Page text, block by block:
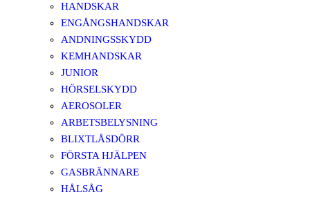
HANDSKAR
ENGÅNGSHANDSKAR
ANDNINGSSKYDD
KEMHANDSKAR
JUNIOR
HÖRSELSKYDD
AEROSOLER
ARBETSBELYSNING
BLIXTLÅSDÖRR
FÖRSTA HJÄLPEN
GASBRÄNNARE
HÅLSÅG